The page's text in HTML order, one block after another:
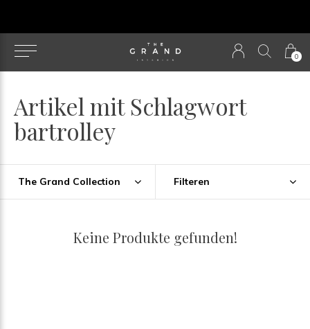
0
Artikel mit Schlagwort
bartrolley
The Grand Collection Filteren
Keine Produkte gefunden!